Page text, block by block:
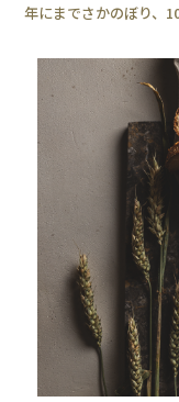
年にまでさかのぼり、